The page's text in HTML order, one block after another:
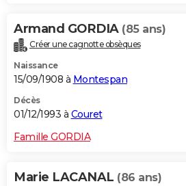
Armand GORDIA (85 ans)
Créer une cagnotte obsèques
Naissance
15/09/1908 à Montespan
Décès
01/12/1993 à Couret
Famille GORDIA
Marie LACANAL (86 ans)